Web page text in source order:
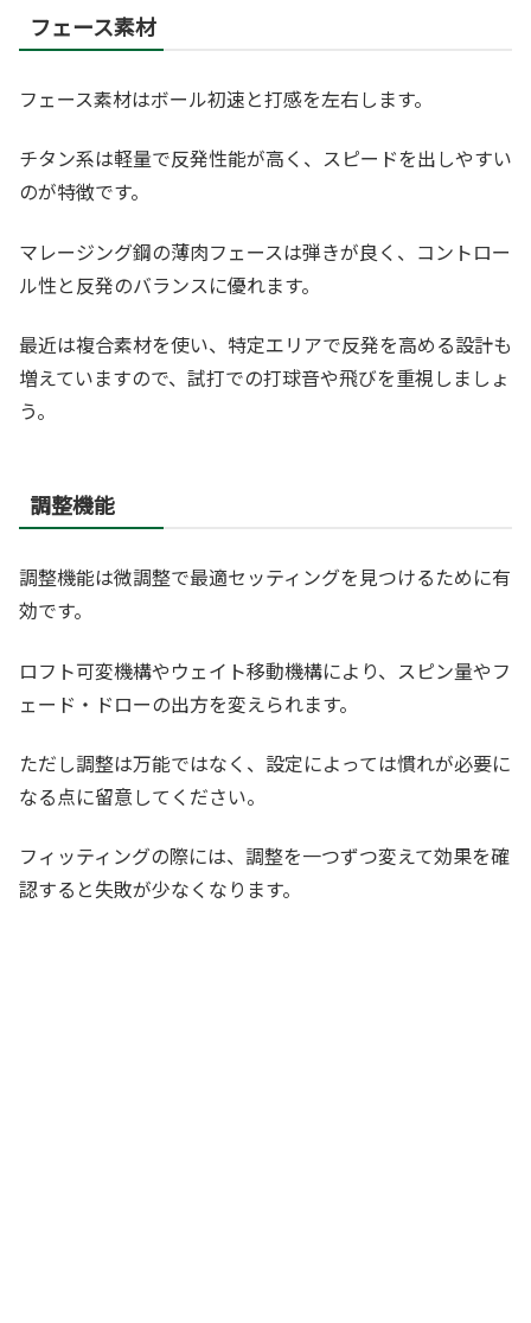
フェース素材
フェース素材はボール初速と打感を左右します。
チタン系は軽量で反発性能が高く、スピードを出しやすい
のが特徴です。
マレージング鋼の薄肉フェースは弾きが良く、コントロー
ル性と反発のバランスに優れます。
最近は複合素材を使い、特定エリアで反発を高める設計も
増えていますので、試打での打球音や飛びを重視しましょ
う。
調整機能
調整機能は微調整で最適セッティングを見つけるために有
効です。
ロフト可変機構やウェイト移動機構により、スピン量やフ
ェード・ドローの出方を変えられます。
ただし調整は万能ではなく、設定によっては慣れが必要に
なる点に留意してください。
フィッティングの際には、調整を一つずつ変えて効果を確
認すると失敗が少なくなります。